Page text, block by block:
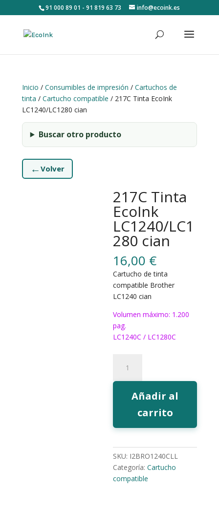
91 000 89 01 - 91 819 63 73 info@ecoink.es
Inicio / Consumibles de impresión / Cartuchos de
tinta / Cartucho compatible / 217C Tinta EcoInk
LC1240/LC1280 cian
Buscar otro producto
← Volver
217C Tinta
EcoInk
LC1240/LC1
280 cian
16,00 €
Cartucho de tinta
compatible Brother
LC1240 cian
Volumen máximo: 1.200
pag.
LC1240C / LC1280C
Tinta
EcoInk
LC1240/LC1280
cantidad
Añadir al
carrito
SKU: I2BRO1240CLL
Categoría:Cartucho
compatible